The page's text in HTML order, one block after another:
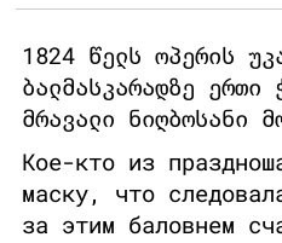
1824 წელს ოპერის
ბალმასკარადზე ერთი
მრავალი ნიღბოსანი
Кое-кто из
маску, что
за этим баловнем